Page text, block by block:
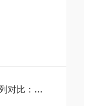
600℃怎么选？